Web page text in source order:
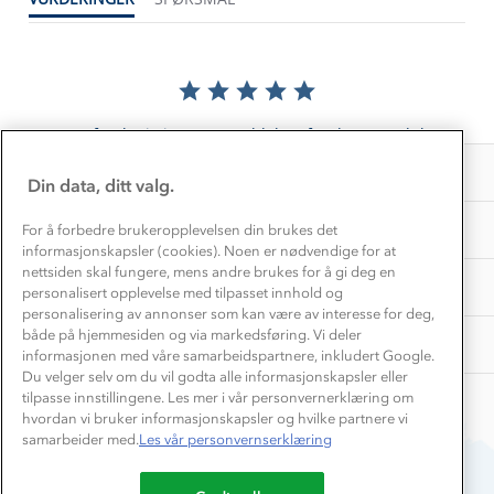
Det er foreløpig ingen anmeldelser for dette produktet.
Kundeklubb
Bedrift, barnehage og SFO
OM OSS
TIPS OG RÅD
Vask og vedlikehold
EL-retur
Store størrelser
Turmat oppskrifter
Beredskap
AKTIVITETER
Få turinspirasjon og tips her⛰
Storms turtips🐿️
Leirskole 🥾
Barnehageansatt
Tips til hyttetur
Din data, ditt valg.
For å forbedre brukeropplevelsen din brukes det
informasjonskapsler (cookies). Noen er nødvendige for at
nettsiden skal fungere, mens andre brukes for å gi deg en
personalisert opplevelse med tilpasset innhold og
personalisering av annonser som kan være av interesse for deg,
både på hjemmesiden og via markedsføring. Vi deler
informasjonen med våre samarbeidspartnere, inkludert Google.
Du velger selv om du vil godta alle informasjonskapsler eller
tilpasse innstillingene. Les mer i vår personvernerklæring om
hvordan vi bruker informasjonskapsler og hvilke partnere vi
samarbeider med.Les vår personvernserklæring